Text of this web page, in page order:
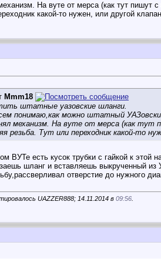
На вуте от мерса (как тут
какой-то нужен, или другой
Mmm18
штатные уазовские шланги.
понимаю,как можно штатный
механизм. На вуте от мерса (как
резьба. Тут или переходник какой-то
ВУТе есть кусок трубки с гайкой к этой
шланг и вставляешь выкрученный из
отверстие до нужного
UAZZER888; 14.11.2014 в 09:56